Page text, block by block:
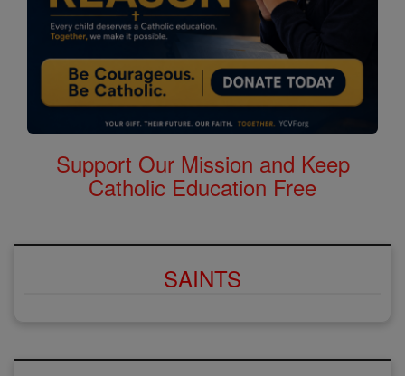
Support Our Mission and Keep
Catholic Education Free
SAINTS